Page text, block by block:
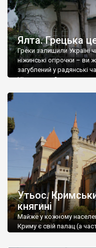
Ялта. Грецька
Греки залишили Україні
ніжинські огірочки – ви
загублений у радянські
Ніжин греки?
Утьос.
княгині
Майже у кожному
Криму є свій палац (а